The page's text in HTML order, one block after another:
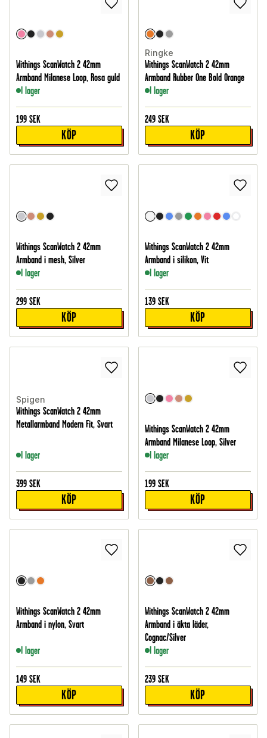
Withings ScanWatch 2 42mm
Armband Milanese Loop, Rosa guld
I lager
199 SEK
KÖP
Ringke
Withings ScanWatch 2 42mm
Armband Rubber One Bold Orange
I lager
249 SEK
KÖP
Withings ScanWatch 2 42mm
Armband i mesh, Silver
I lager
299 SEK
KÖP
Withings ScanWatch 2 42mm
Armband i silikon, Vit
I lager
139 SEK
KÖP
Spigen
Withings ScanWatch 2 42mm
Metallarmband Modern Fit, Svart
I lager
399 SEK
KÖP
Withings ScanWatch 2 42mm
Armband Milanese Loop, Silver
I lager
199 SEK
KÖP
Withings ScanWatch 2 42mm
Armband i nylon, Svart
I lager
149 SEK
KÖP
Withings ScanWatch 2 42mm
Armband i äkta läder,
Cognac/Silver
I lager
239 SEK
KÖP